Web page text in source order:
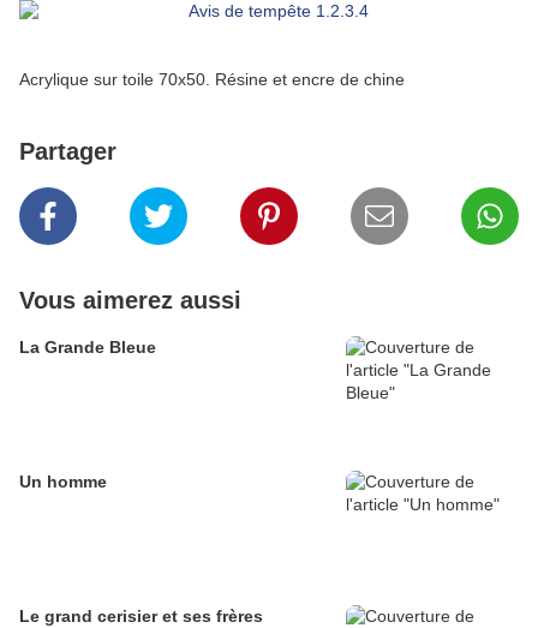
Acrylique sur toile 70x50. Résine et encre de chine
Partager
Vous aimerez aussi
La Grande Bleue
Un homme
Le grand cerisier et ses frères